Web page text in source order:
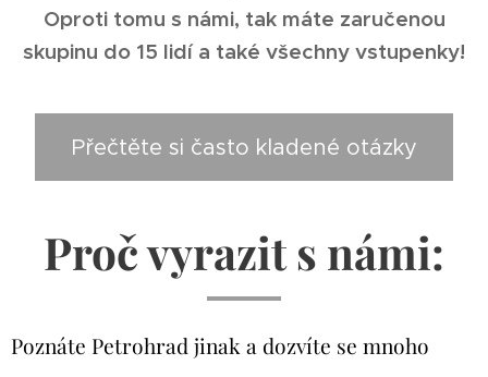
Oproti tomu s námi, tak máte zaručenou
skupinu do 15 lidí a také všechny vstupenky!
Přečtěte si často kladené otázky
Proč vyrazit s námi:
Poznáte Petrohrad jinak a dozvíte se mnoho